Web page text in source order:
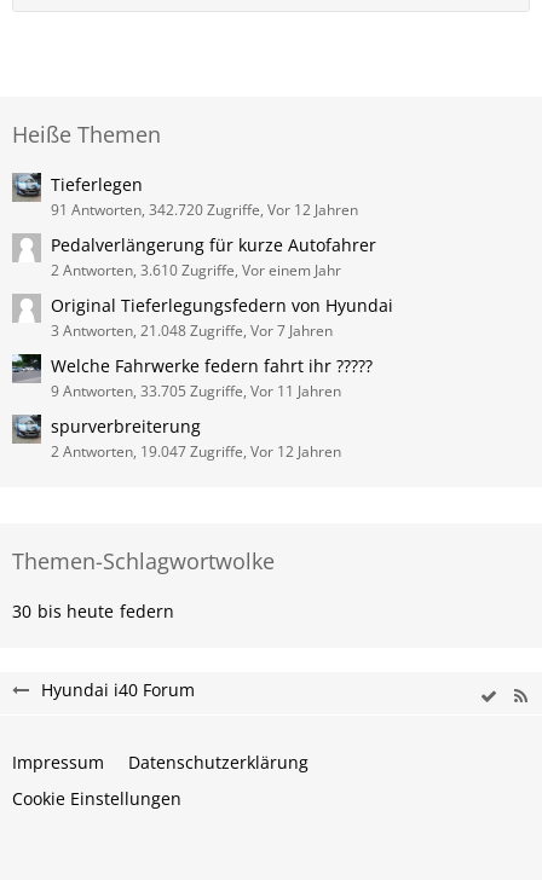
Heiße Themen
Tieferlegen
91 Antworten, 342.720 Zugriffe, Vor 12 Jahren
Pedalverlängerung für kurze Autofahrer
2 Antworten, 3.610 Zugriffe, Vor einem Jahr
Original Tieferlegungsfedern von Hyundai
3 Antworten, 21.048 Zugriffe, Vor 7 Jahren
Welche Fahrwerke federn fahrt ihr ?????
9 Antworten, 33.705 Zugriffe, Vor 11 Jahren
spurverbreiterung
2 Antworten, 19.047 Zugriffe, Vor 12 Jahren
Themen-Schlagwortwolke
30 bis heute federn
Hyundai i40 Forum
Impressum
Datenschutzerklärung
Cookie Einstellungen